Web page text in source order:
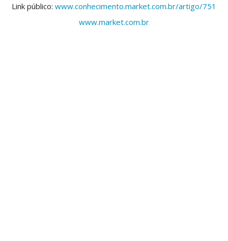
Link público: www.conhecimento.market.com.br/artigo/751
www.market.com.br